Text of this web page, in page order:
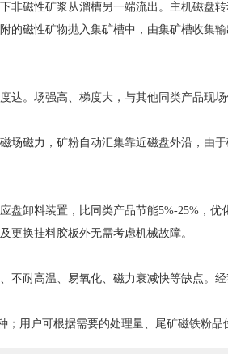
非磁性矿浆从溜槽另一端流出。主机磁盘
的磁性矿物抛入集矿槽中，由集矿槽收集输
。场强高、梯度大，与其他同类产品现场
场磁力，矿粉自动汇集靠近磁盘外沿，由
盘卸料装置，比同类产品节能5%-25%，
更换挂料胶板外无需考虑机械故障。
不耐高温、易氧化、磁力衰减快等缺点。
；用户可根据需要的处理量、尾矿磁铁粉品